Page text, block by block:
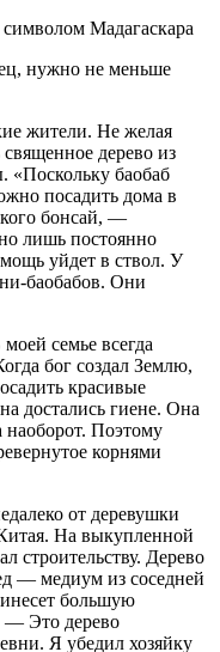
нужно не меньше
жители. Не желая
дерево из
«Поскольку баобаб
посадить дома в
бонсай, —
лишь постоянно
мощь уйдет в ствол. У
баобабов. Они
семье всегда
бог создал Землю,
красивые
достались гиене. Она
наоборот. Поэтому
корнями
от деревушки
На выкупленной
строительству. Дерево
— медиум из соседней
большую
— Это дерево
Я убедил хозяйку